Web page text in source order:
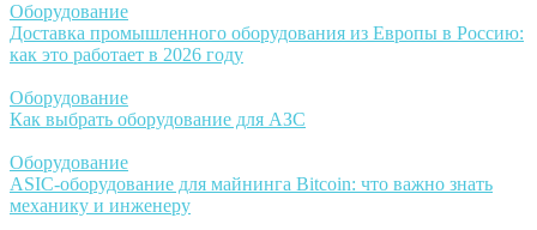
Оборудование
Доставка промышленного оборудования из Европы в Россию:
как это работает в 2026 году
Оборудование
Как выбрать оборудование для АЗС
Оборудование
ASIC-оборудование для майнинга Bitcoin: что важно знать
механику и инженеру